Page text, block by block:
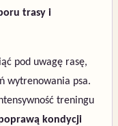
trasy i
pod uwagę rasę,
wytrenowania psa.
treningu
kondycji